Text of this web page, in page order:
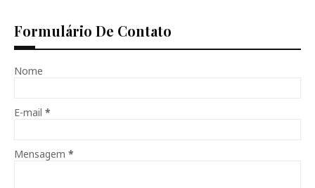
Formulário De Contato
Nome
E-mail *
Mensagem *